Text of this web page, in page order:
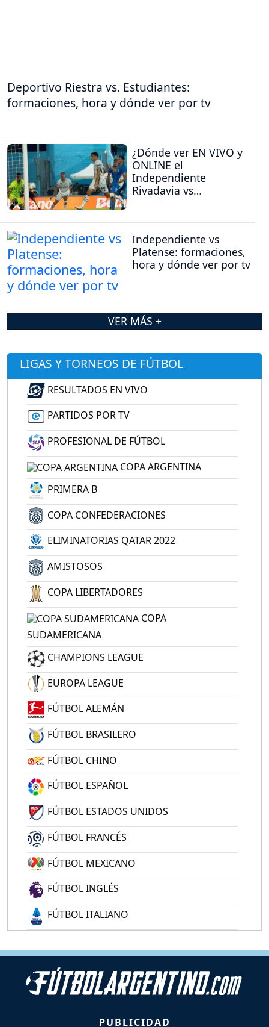
Deportivo Riestra vs. Estudiantes:
formaciones, hora y dónde ver por tv
¿Dónde ver EN VIVO y
ONLINE el
Independiente
Rivadavia vs
Estudiantes (RC)?
Independiente vs
Platense: formaciones,
hora y dónde ver por tv
VER MÁS +
LIGAS Y TORNEOS DE FÚTBOL
RESULTADOS EN VIVO
PARTIDOS POR TV
PROFESIONAL DE FÚTBOL
COPA ARGENTINA
PRIMERA B
COPA CONFEDERACIONES
ELIMINATORIAS QATAR 2022
AMISTOSOS
COPA LIBERTADORES
COPA
SUDAMERICANA
CHAMPIONS LEAGUE
EUROPA LEAGUE
FÚTBOL ALEMÁN
FÚTBOL BRASILERO
FÚTBOL CHINO
FÚTBOL ESPAÑOL
FÚTBOL ESTADOS UNIDOS
FÚTBOL FRANCÉS
FÚTBOL MEXICANO
FÚTBOL INGLÉS
FÚTBOL ITALIANO
PUBLICIDAD